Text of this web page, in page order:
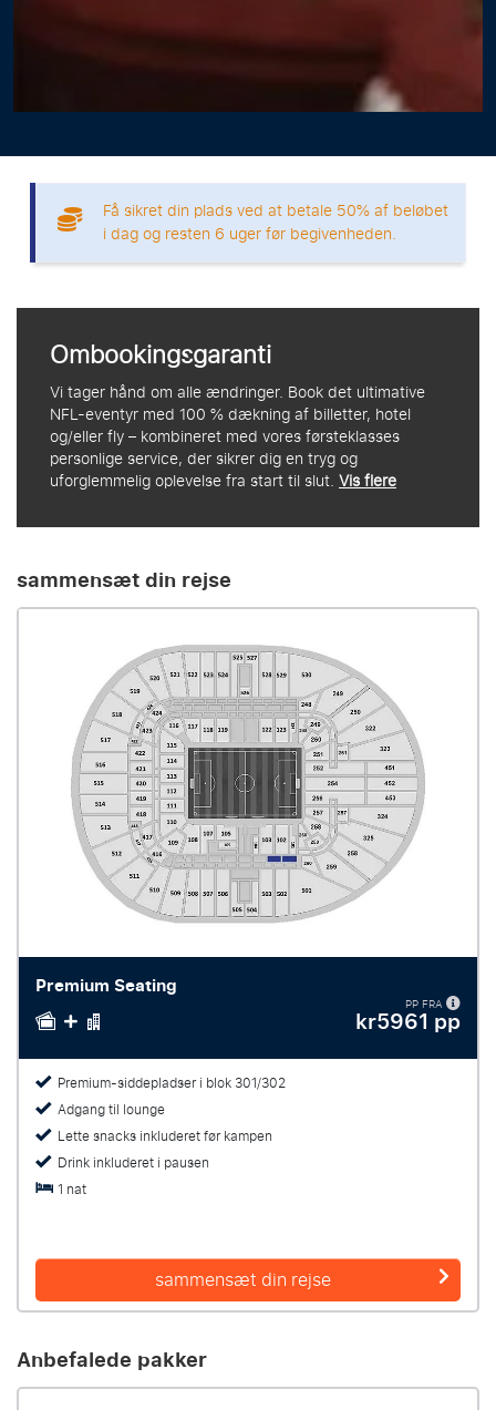
Få sikret din plads ved at betale 50% af beløbet
i dag og resten 6 uger før begivenheden.
Ombookingsgaranti
Vi tager hånd om alle ændringer. Book det ultimative
NFL-eventyr med 100 % dækning af billetter, hotel
og/eller fly – kombineret med vores førsteklasses
personlige service, der sikrer dig en tryg og
uforglemmelig oplevelse fra start til slut.Vis flere
sammensæt din rejse
Premium Seating
PP FRA
kr5961 pp
Premium-siddepladser i blok 301/302
Adgang til lounge
Lette snacks inkluderet før kampen
Drink inkluderet i pausen
1 nat
sammensæt din rejse
Anbefalede pakker